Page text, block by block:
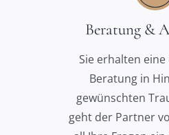
Beratung &
Sie erhalten
Beratung in
gewünschten
geht der Partner